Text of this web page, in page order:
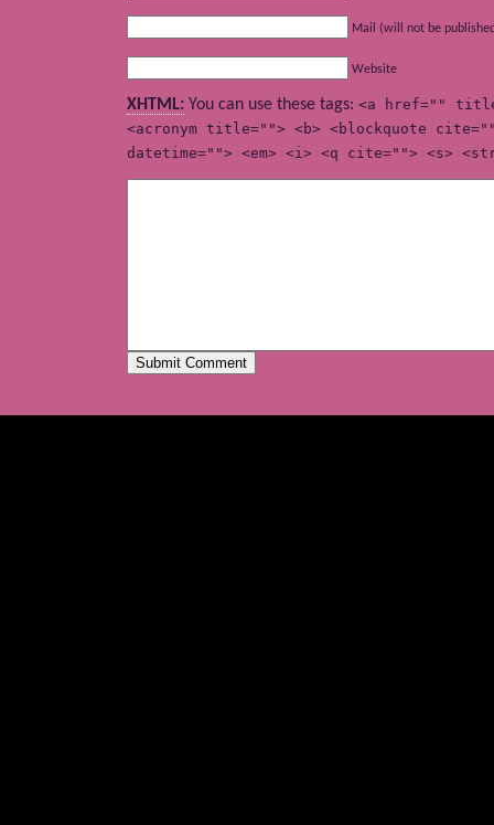
Mail (will not be
Website
XHTML: You can use these tags: <a href=""
<acronym title=""> <b> <blockquote
datetime=""> <em> <i> <q cite=""> <s>